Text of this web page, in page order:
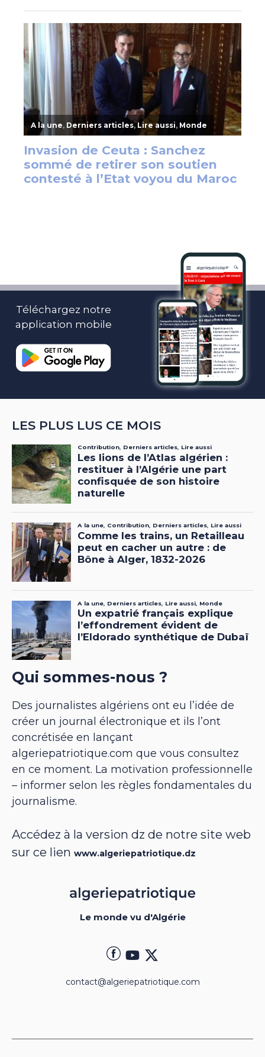
Téléchargez notre
application mobile
LES PLUS LUS CE MOIS
Qui sommes-nous ?
Des journalistes algériens ont eu l’idée de
créer un journal électronique et ils l’ont
concrétisée en lançant
algeriepatriotique.com que vous consultez
en ce moment. La motivation professionnelle
– informer selon les règles fondamentales du
journalisme.
Accédez à la version dz de notre site web
sur ce lien www.algeriepatriotique.dz
Le monde vu d'Algérie
contact@algeriepatriotique.com